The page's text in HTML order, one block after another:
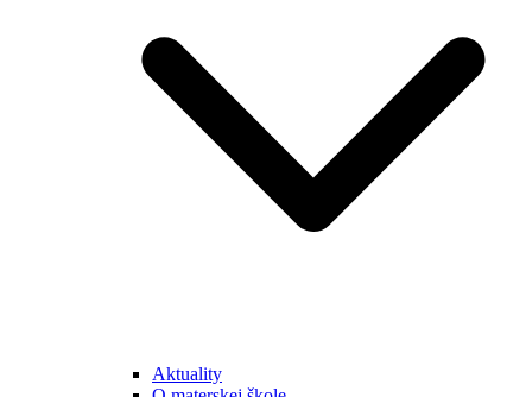
Aktuality